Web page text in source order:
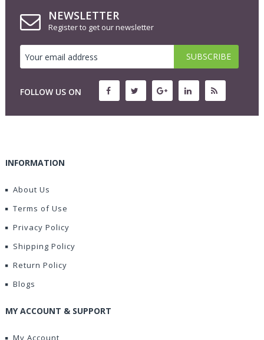
NEWSLETTER
Register to get our newsletter
FOLLOW US ON
INFORMATION
About Us
Terms of Use
Privacy Policy
Shipping Policy
Return Policy
Blogs
MY ACCOUNT & SUPPORT
My Account